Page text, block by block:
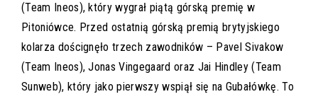
(Team Ineos), który wygrał piątą górską premię w
Pitoniówce. Przed ostatnią górską premią brytyjskiego
kolarza doścignęło trzech zawodników – Pavel Sivakow
(Team Ineos), Jonas Vingegaard oraz Jai Hindley (Team
Sunweb), który jako pierwszy wspiął się na Gubałówkę. To